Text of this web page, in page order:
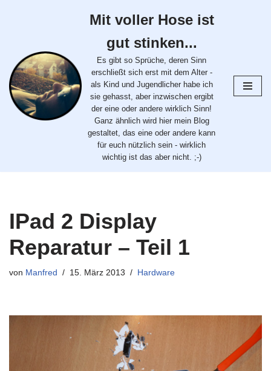
springen
Mit voller Hose ist
gut stinken...
Es gibt so Sprüche, deren Sinn
erschließt sich erst mit dem Alter -
als Kind und Jugendlicher habe ich
sie gehasst, aber inzwischen ergibt
der eine oder andere wirklich Sinn!
Ganz ähnlich wird hier mein Blog
gestaltet, das eine oder andere kann
für euch nützlich sein - wirklich
wichtig ist das aber nicht. ;-)
IPad 2 Display
Reparatur – Teil 1
von Manfred 15. März 2013 Hardware